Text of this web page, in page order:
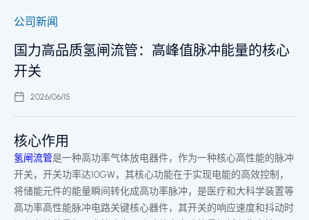
公司新闻
国力高品质氢闸流管：高峰值脉冲能量的核心
开关
2026/06/15
核心作用
氢闸流管是一种高功率气体放电器件，作为一种核心高性能的脉冲
开关，开关功率达10GW，其核心功能在于实现电能的高效控制，
将储能元件的能量瞬间转化成高功率脉冲，是医疗和大科学装置等
高功率高性能脉冲电路关键核心器件，其开关的响应速度和抖动时